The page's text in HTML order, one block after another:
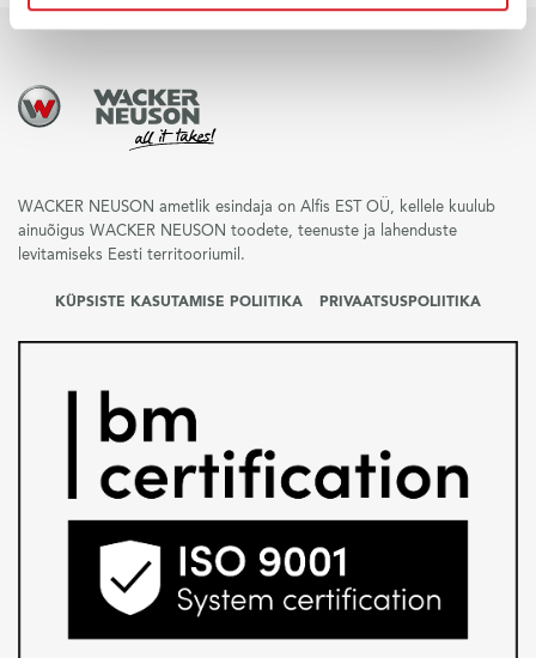
WACKER NEUSON ametlik esindaja on Alfis EST OÜ, kellele kuulub
ainuõigus WACKER NEUSON toodete, teenuste ja lahenduste
levitamiseks Eesti territooriumil.
KÜPSISTE KASUTAMISE POLIITIKA PRIVAATSUSPOLIITIKA